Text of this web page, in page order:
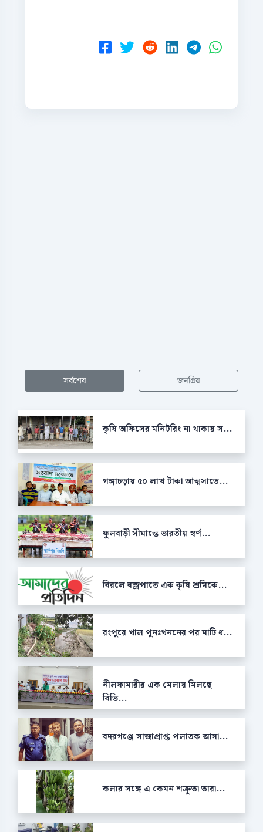
সর্বশেষ জনপ্রিয়
কৃষি অফিসের মনিটরিং না থাকায় স...
গঙ্গাচড়ায় ৫০ লাখ টাকা আত্মসাতে...
ফুলবাড়ী সীমান্তে ভারতীয় স্বর্ণ...
বিরলে বজ্রপাতে এক কৃষি শ্রমিকে...
রংপুরে খাল পুনঃখননের পর মাটি ধ...
নীলফামারীর এক মেলায় মিলছে
বিভি...
বদরগঞ্জে সাজাপ্রাপ্ত পলাতক আসা...
কলার সঙ্গে এ কেমন শক্রুতা তারা...